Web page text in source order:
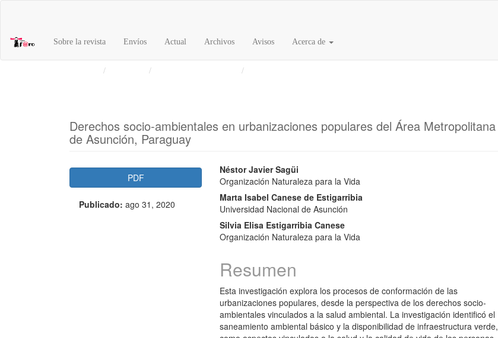
principal
Barra
Sobre la revista Envíos Actual Archivos Avisos Acerca de
Derechos socio-ambientales en urbanizaciones populares del Área Metropolitana
de Asunción, Paraguay
Barra
lateral
del
PDF
Publicado: ago 31, 2020
Contenido
principal
del
artículo
Néstor Javier Sagüi
Organización Naturaleza para la Vida
Marta Isabel Canese de Estigarribia
Universidad Nacional de Asunción
Silvia Elisa Estigarribia Canese
Organización Naturaleza para la Vida
Resumen
Esta investigación explora los procesos de conformación de las
urbanizaciones populares, desde la perspectiva de los derechos socio-
ambientales vinculados a la salud ambiental. La investigación identificó el
saneamiento ambiental básico y la disponibilidad de infraestructura verde,